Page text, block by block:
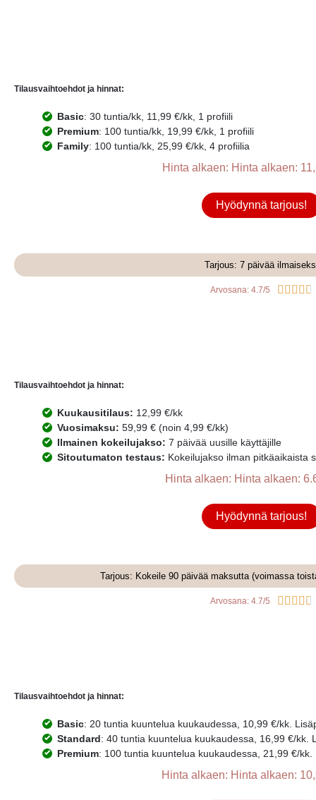
Tilausvaihtoehdot ja hinnat:
Basic: 30 tuntia/kk, 11,99 €/kk, 1 profiili
Premium: 100 tuntia/kk, 19,99 €/kk, 1 profiili
Family: 100 tuntia/kk, 25,99 €/kk, 4 profiilia
Hinta alkaen: Hinta alkaen:
Hyödynnä tarjous!
Tarjous: 7 päivää
Arvosana: 4.7/5     
Tilausvaihtoehdot ja hinnat:
Kuukausitilaus: 12,99 €/kk
Vuosimaksu: 59,99 € (noin 4,99 €/kk)
Ilmainen kokeilujakso: 7 päivää uusille käyttäjille
Sitoutumaton testaus: Kokeilujakso ilman pitkäaikaista
Hinta alkaen: Hinta alkaen:
Hyödynnä tarjous!
Tarjous: Kokeile 90 päivää maksutta (voimassa
Arvosana: 4.7/5     
Tilausvaihtoehdot ja hinnat:
Basic: 20 tuntia kuuntelua kuukaudessa, 10,99 €/kk.
Standard: 40 tuntia kuuntelua kuukaudessa, 16,99 €/kk.
Premium: 100 tuntia kuuntelua kuukaudessa, 21,99 €/
Hinta alkaen: Hinta alkaen: